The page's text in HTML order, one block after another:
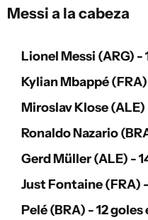
Messi a la cabeza
Lionel Messi (ARG) -
Kylian Mbappé
Miroslav Klose
Ronaldo Nazario
Gerd Müller (ALE) -
Just Fontaine (FRA)
Pelé (BRA) - 12